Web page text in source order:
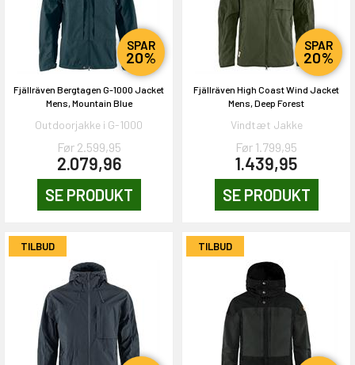
SPAR
20%
Fjällräven Bergtagen G-1000 Jacket
Mens, Mountain Blue
Outdoorjakke i G-1000
Før 2.599,95
2.079,96
SE PRODUKT
SPAR
20%
Fjällräven High Coast Wind Jacket
Mens, Deep Forest
Vindtæt Jakke
Før 1.799,95
1.439,95
SE PRODUKT
TILBUD TILBUD
VIND!
DELTAG!
NEJ TAK!